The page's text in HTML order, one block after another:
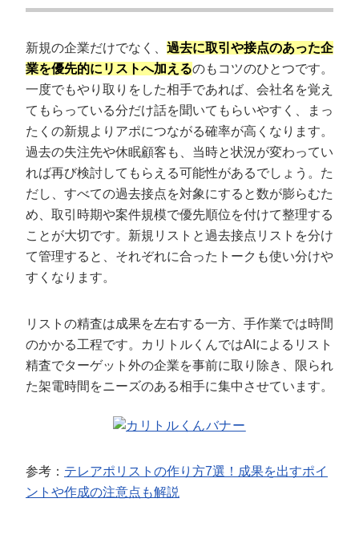
新規の企業だけでなく、 過去に取引や接点のあった企
業を優先的にリストへ加えるのもコツのひとつです。
一度でもやり取りをした相手であれば、会社名を覚え
てもらっている分だけ話を聞いてもらいやすく、まっ
たくの新規よりアポにつながる確率が高くなります。
過去の失注先や休眠顧客も、当時と状況が変わってい
れば再び検討してもらえる可能性があるでしょう。た
だし、すべての過去接点を対象にすると数が膨らむた
め、取引時期や案件規模で優先順位を付けて整理する
ことが大切です。新規リストと過去接点リストを分け
て管理すると、それぞれに合ったトークも使い分けや
すくなります。
リストの精査は成果を左右する一方、手作業では時間
のかかる工程です。カリトルくんではAIによるリスト
精査でターゲット外の企業を事前に取り除き、限られ
た架電時間をニーズのある相手に集中させています。
参考： テレアポリストの作り方7選！成果を出すポイ
ントや作成の注意点も解説